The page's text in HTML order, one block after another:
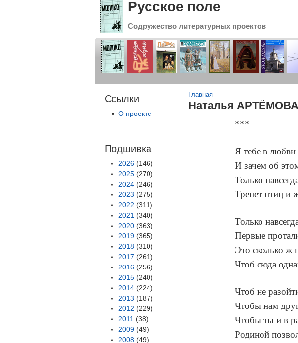
Русское поле
Содружество литературных проектов
Ссылки
О проекте
Подшивка
2026 (146)
2025 (270)
2024 (246)
2023 (275)
2022 (311)
2021 (340)
2020 (363)
2019 (365)
2018 (310)
2017 (261)
2016 (256)
2015 (240)
2014 (224)
2013 (187)
2012 (229)
2011 (38)
2009 (49)
2008 (49)
Вы здесь
Главная
Наталья АРТЁМОВА.
***
Я тебе в любви
И зачем об
Только
Трепет птиц и
Только
Первые
Это сколько ж
Чтоб сюда
Чтоб не
Чтобы нам
Чтобы ты и в
Родиной